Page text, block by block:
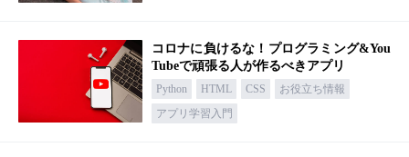
コロナに負けるな！プログラミング&You
Tubeで頑張る人が作るべきアプリ
Python HTML CSS
お役立ち情報
アプリ学習入門